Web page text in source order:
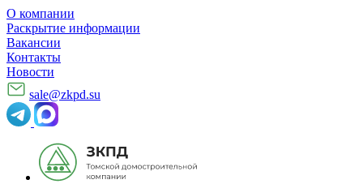
О компании
Раскрытие информации
Вакансии
Контакты
Новости
sale@zkpd.su